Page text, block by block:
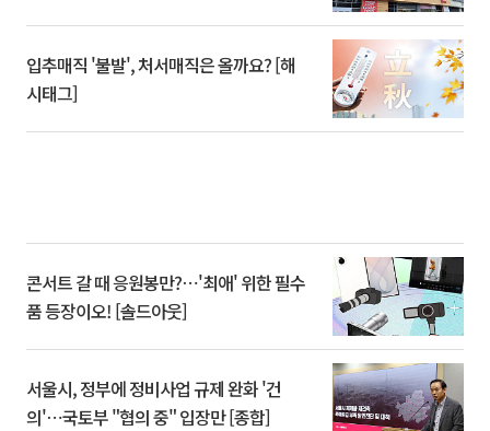
입추매직 '불발', 처서매직은 올까요? [해
시태그]
콘서트 갈 때 응원봉만?⋯'최애' 위한 필수
품 등장이오! [솔드아웃]
서울시, 정부에 정비사업 규제 완화 '건
의'⋯국토부 "협의 중" 입장만 [종합]